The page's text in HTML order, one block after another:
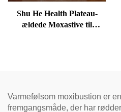
Shu He Health Plateau-
ældede Moxastive til
Varmefølsom moxibustion er
fremgangsmåde, der har